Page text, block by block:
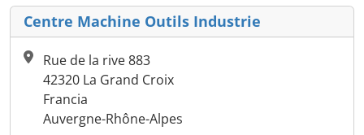
Centre Machine Outils Industrie
Rue de la rive 883
42320 La Grand Croix
Francia
Auvergne-Rhône-Alpes